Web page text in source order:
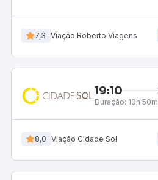
7,3 Viação Roberto Viagens
19:10
Duração: 10h 50m
8,0 Viação Cidade Sol